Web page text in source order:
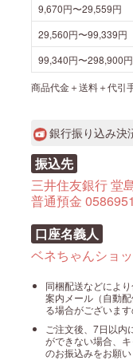
9,670円〜29,559円
29,560円〜99,339円
99,340円〜298,900円
商品代金＋送料＋代引
銀行振り込み決
振込先
三井住友銀行 堂
普通預金 0586951
口座名義人
ベネちゃんショ
同梱配送などによ
案内メール（自動
る場合がございま
ご注文後、7日以内
ができない場合、
のお振込みをお願い